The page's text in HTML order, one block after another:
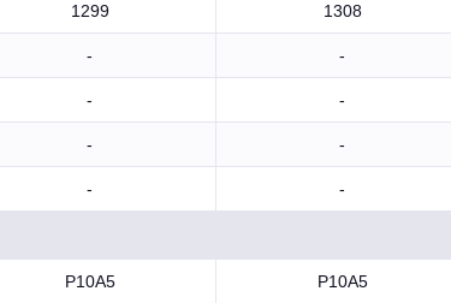
1299 1308
- -
- -
- -
- -
P10A5 P10A5